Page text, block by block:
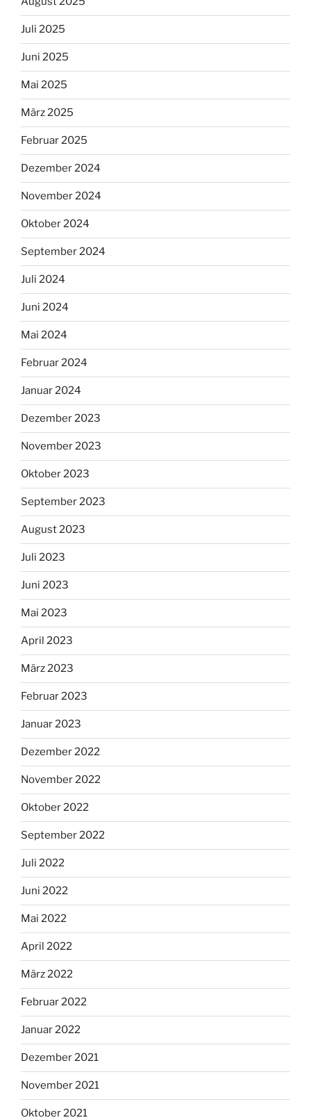
Juli 2025
Juni 2025
Mai 2025
März 2025
Februar 2025
Dezember 2024
November 2024
Oktober 2024
September 2024
Juli 2024
Juni 2024
Mai 2024
Februar 2024
Januar 2024
Dezember 2023
November 2023
Oktober 2023
September 2023
August 2023
Juli 2023
Juni 2023
Mai 2023
April 2023
März 2023
Februar 2023
Januar 2023
Dezember 2022
November 2022
Oktober 2022
September 2022
Juli 2022
Juni 2022
Mai 2022
April 2022
März 2022
Februar 2022
Januar 2022
Dezember 2021
November 2021
Oktober 2021